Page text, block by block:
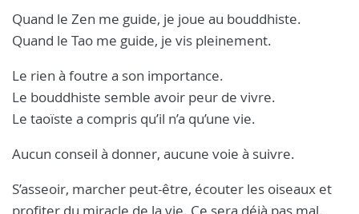
Quand le Zen me guide, je joue au bouddhiste.
Quand le Tao me guide, je vis pleinement.
Le rien à foutre a son importance.
Le bouddhiste semble avoir peur de vivre.
Le taoïste a compris qu’il n’a qu’une vie.
Aucun conseil à donner, aucune voie à suivre.
S’asseoir, marcher peut-être, écouter les oiseaux et
profiter du miracle de la vie. Ce sera déjà pas mal.